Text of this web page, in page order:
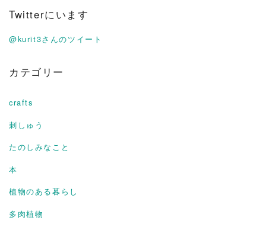
Twitterにいます
@kurit3さんのツイート
カテゴリー
crafts
刺しゅう
たのしみなこと
本
植物のある暮らし
多肉植物